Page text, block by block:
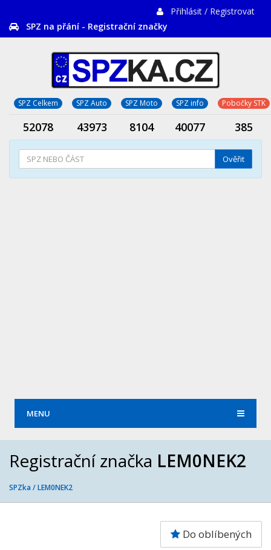
Přihlásit / Registrovat
SPZ na přání - Registrační značky
SPZ Celkem SPZ Auto SPZ Moto SPZ info Pobočky STK
52078 43973 8104 40077 385
Ověřit
MENU
Registrační značka LEM0NEK2
SPZka /LEM0NEK2
Do oblíbených